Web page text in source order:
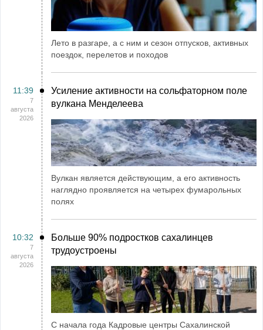
Лето в разгаре, а с ним и сезон отпусков, активных
поездок, перелетов и походов
11:39
7
августа
2026
Усиление активности на сольфаторном поле
вулкана Менделеева
Вулкан является действующим, а его активность
наглядно проявляется на четырех фумарольных
полях
10:32
7
августа
2026
Больше 90% подростков сахалинцев
трудоустроены
С начала года Кадровые центры Сахалинской